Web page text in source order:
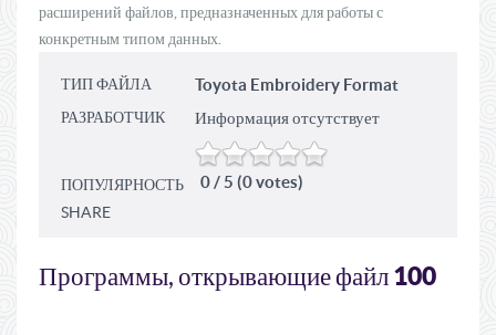
расширений файлов, предназначенных для работы с
конкретным типом данных.
ТИП ФАЙЛА Toyota Embroidery Format
РАЗРАБОТЧИК Информация отсутствует
ПОПУЛЯРНОСТЬ 0 / 5 (0 votes)
SHARE
Программы, открывающие файл100